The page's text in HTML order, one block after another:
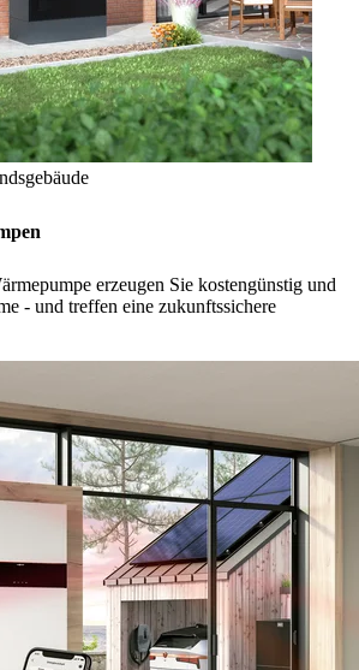
erzeugen Sie kostengünstig und
- und treffen eine zukunftssichere